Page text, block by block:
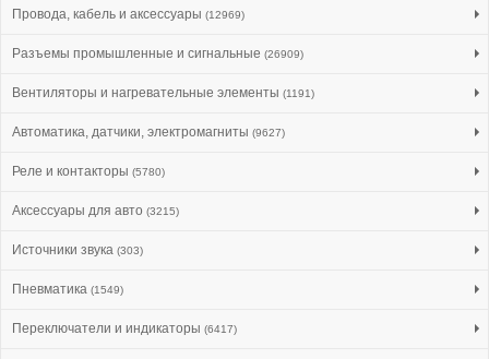
Провода, кабель и аксессуары (12969)
Разъемы промышленные и сигнальные (26909)
Вентиляторы и нагревательные элементы (1191)
Автоматика, датчики, электромагниты (9627)
Реле и контакторы (5780)
Аксессуары для авто (3215)
Источники звука (303)
Пневматика (1549)
Переключатели и индикаторы (6417)